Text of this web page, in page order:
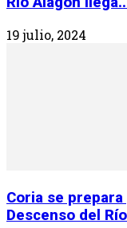
19 julio, 2024
Coria se prepara
Descenso del